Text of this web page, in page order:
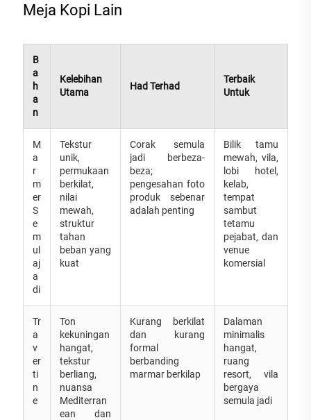
Meja Kopi Lain
B
a
h
a
n
Kelebihan
Utama
Had Terhad
Terbaik
Untuk
M
a
r
m
er
S
e
m
ul
aj
a
di
Tekstur
unik,
permukaan
berkilat,
nilai
mewah,
struktur
tahan
beban yang
kuat
Corak semula
jadi berbeza-
beza;
pengesahan foto
produk sebenar
adalah penting
Bilik tamu
mewah, vila,
lobi hotel,
kelab,
tempat
sambut
tetamu
pejabat, dan
venue
komersial
Tr
a
v
er
ti
n
e
Ton
kekuningan
hangat,
tekstur
berliang,
nuansa
Mediterran
ean dan
Kurang berkilat
dan kurang
formal
berbanding
marmar berkilap
Dalaman
minimalis
hangat,
ruang
resort, vila
bergaya
semula jadi